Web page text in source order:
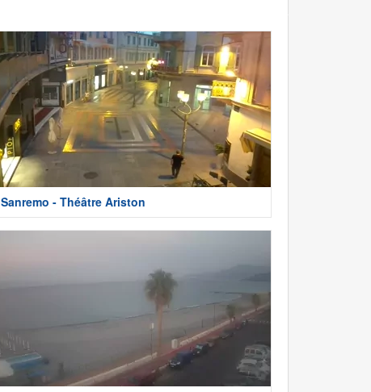
Sanremo - Théâtre Ariston